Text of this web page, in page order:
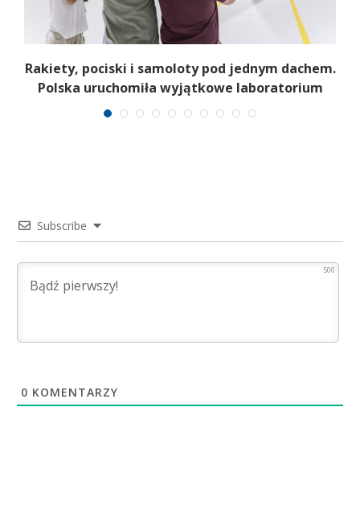
Rakiety, pociski i samoloty pod jednym dachem.
Polska uruchomiła wyjątkowe laboratorium
Subscribe
500
0 KOMENTARZY